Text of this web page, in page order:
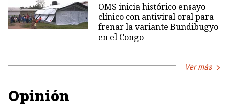
OMS inicia histórico ensayo
clínico con antiviral oral para
frenar la variante Bundibugyo
en el Congo
Ver más
Opinión